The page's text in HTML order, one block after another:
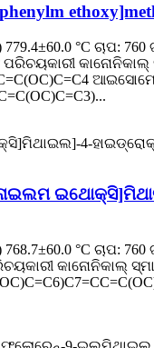
°C ଚାପ: 760 ଟର୍
ପରିଚୟକାରୀ
°C ଚାପ: 760 ଟର୍
କାନୋନିକାଲ୍